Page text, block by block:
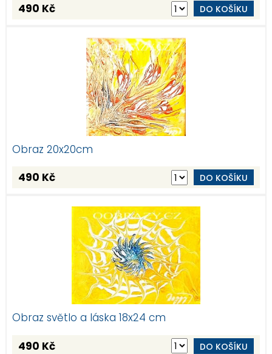
490 Kč
DO KOŠÍKU
Obraz 20x20cm
490 Kč
DO KOŠÍKU
Obraz světlo a láska 18x24 cm
490 Kč
DO KOŠÍKU